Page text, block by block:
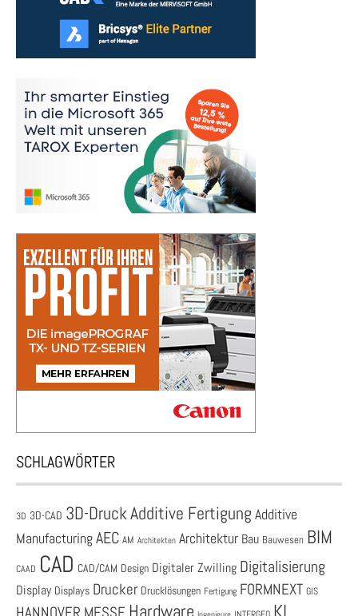
SCHLAGWÖRTER
3D 3D-CAD 3D-DruckAdditive Fertigung Additive
ManufacturingAEC AM Architekten Architektur Bau Bauwesen BIM
CAAD CAD CAD/CAM Design Digitaler Zwilling Digitalisierung
Display Displays Drucker Drucklösungen Fertigung FORMNEXT GIS
Hardware